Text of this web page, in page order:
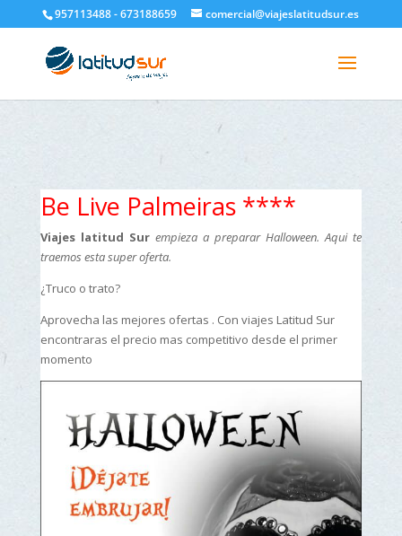
google-site-verification=H6A6AFFbXLQPnewL7da5KWjTFeKytP3gbsCfUlQl-
3k
957113488 - 673188659 comercial@viajeslatitudsur.es
Be Live Palmeiras ****
Viajes latitud Surempieza a preparar Halloween. Aqui te
traemos esta super oferta.
¿Truco o trato?
Aprovecha las mejores ofertas . Con viajes Latitud Sur
encontraras el precio mas competitivo desde el primer
momento